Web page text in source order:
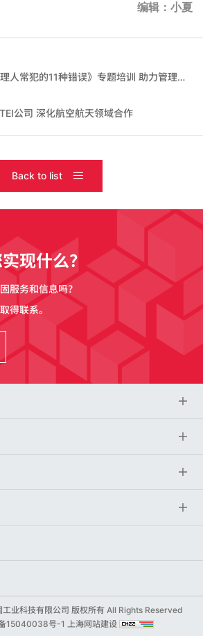
编辑：小夏
尚固工业开展《职业经理人常犯的11种错误》专题培训 助力管理团队能力提升
公司 深化航空航天领域合作
Back to list
现什么？
服务和信息吗？
得联系。
业科技有限公司 版权所有 All Rights Reserved
15040038号-1 上海网站建设